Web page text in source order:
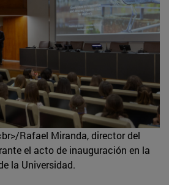
Rafael Miranda, director del
el acto de inauguración en la
la Universidad.